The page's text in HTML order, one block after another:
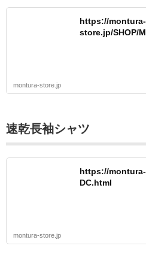
https://montura-
store.jp/SHOP/
montura-store.jp
速乾長袖シャツ
https://montura-
DC.html
montura-store.jp